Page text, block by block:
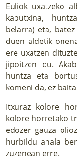
Euliok uxatzeko
kaputxina,
belarra) eta,
duen aldetik
ere uxatzen
jipoitzen du.
huntza eta
komeni da, ez
Itxuraz kolore
kolore horretako
edozer gauza
hurbildu ahala
zuzenean erre.